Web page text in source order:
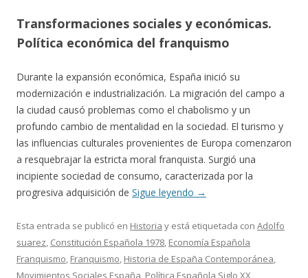
Transformaciones sociales y económicas.
Política económica del franquismo
Durante la expansión económica, España inició su
modernización e industrialización. La migración del campo a
la ciudad causó problemas como el chabolismo y un
profundo cambio de mentalidad en la sociedad. El turismo y
las influencias culturales provenientes de Europa comenzaron
a resquebrajar la estricta moral franquista. Surgió una
incipiente sociedad de consumo, caracterizada por la
progresiva adquisición de Sigue leyendo →
Esta entrada se publicó en Historia y está etiquetada con Adolfo
suarez, Constitución Española 1978, Economía Española
Franquismo, Franquismo, Historia de España Contemporánea,
Movimientos Sociales España Política Española Siglo XX